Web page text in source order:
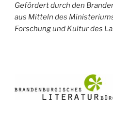
Gefördert durch den
aus Mitteln des
Forschung und Kultur des